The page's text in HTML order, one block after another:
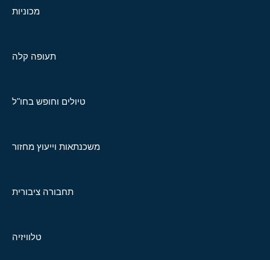
מכוניות
תעופה קלה
טיולים וחופש בחו"ל
משכנתאות וייעוץ מחזור
תחבורה ציבורית
טלוויזיה